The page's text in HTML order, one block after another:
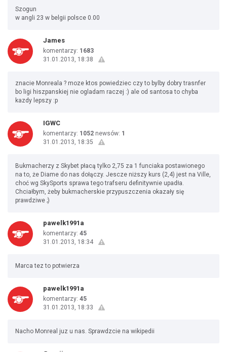
Szogun
w angli 23 w belgii polsce 0.00
James
komentarzy: 1683
31.01.2013, 18:38
znacie Monreala ? moze ktos powiedziec czy to bylby dobry trasnfer
bo ligi hiszpanskiej nie ogladam raczej :) ale od santosa to chyba
kazdy lepszy :p
IGWC
komentarzy: 1052 newsów: 1
31.01.2013, 18:35
Bukmacherzy z Skybet płacą tylko 2,75 za 1 funciaka postawionego
na to, że Diame do nas dołączy. Jescze niższy kurs (2,4) jest na Ville,
choć wg SkySports sprawa tego trafseru definitywnie upadła.
Chciałbym, żeby bukmacherskie przypuszczenia okazały się
prawdziwe ;)
pawelk1991a
komentarzy: 45
31.01.2013, 18:34
Marca tez to potwierza
pawelk1991a
komentarzy: 45
31.01.2013, 18:33
Nacho Monreal juz u nas. Sprawdzcie na wikipedii